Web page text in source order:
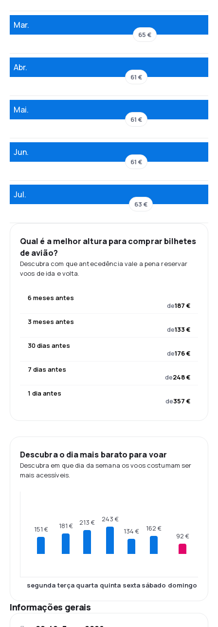
Mar.
65 €
Abr.
61 €
Mai.
61 €
Jun.
61 €
Jul.
63 €
Qual é a melhor altura para comprar bilhetes
de avião?
Descubra com que antecedência vale a pena reservar
voos de ida e volta.
6 meses antes
de187 €
3 meses antes
de133 €
30 dias antes
de176 €
7 dias antes
de248 €
1 dia antes
de357 €
Descubra o dia mais barato para voar
Descubra em que dia da semana os voos costumam ser
mais acessíveis.
151 €
segunda
181 €
terça
213 €
quarta
243 €
quinta
134 €
sexta
162 €
sábado
92 €
domingo
Informações gerais